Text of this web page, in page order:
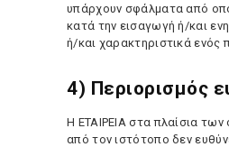
υπάρχουν σφάλματα από
κατά την εισαγωγή ή/και
ή/και χαρακτηριστικά ενός
4) Περιορισμός
Η ΕΤΑΙΡΕΙΑ στα πλαίσια
από τον ιστότοπο δεν